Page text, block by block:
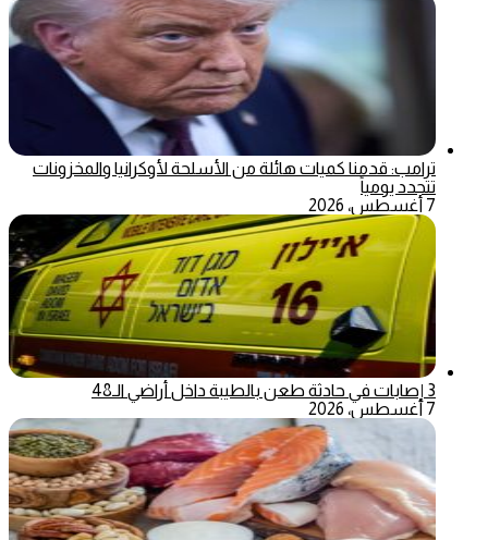
ترامب: قدمنا كميات هائلة من الأسلحة لأوكرانيا والمخزونات
تتجدد يومياً
7 أغسطس، 2026
3 إصابات في حادثة طعن بالطيبة داخل أراضي الـ48
7 أغسطس، 2026